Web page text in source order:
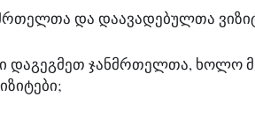
და დაავადებულთა
დაგეგმეთ ჯანმრთელთა, ხოლო